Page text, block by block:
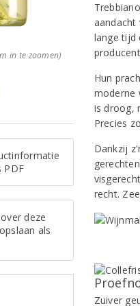
in te zoomen)
PDF
deze
als
lange tijd
Hun
moderne
is droog,
Precies
Dankzij
recht.
Zuiver